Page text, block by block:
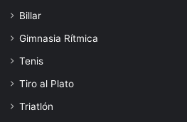
Billar
Gimnasia Rítmica
Tenis
Tiro al Plato
Triatlón